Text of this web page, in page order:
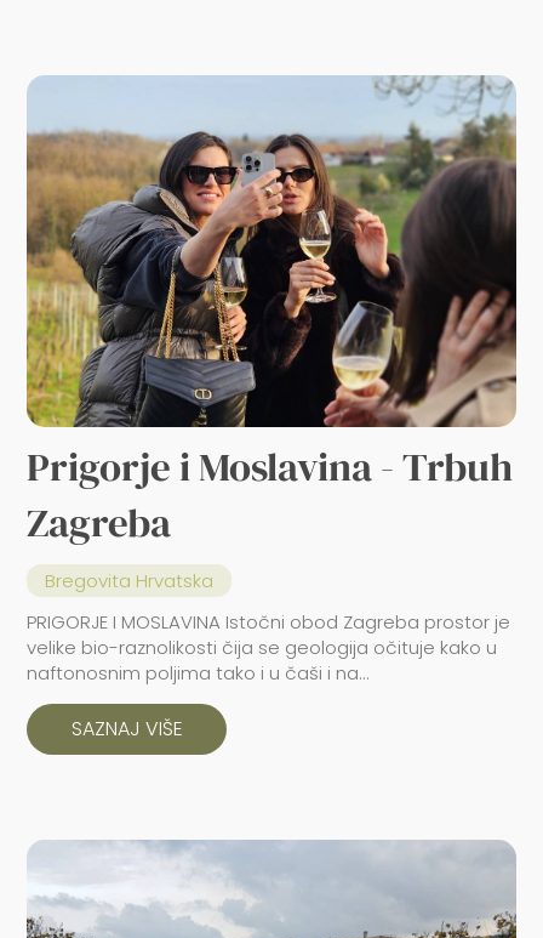
Prigorje i Moslavina - Trbuh
Zagreba
Bregovita Hrvatska
PRIGORJE I MOSLAVINA Istočni obod Zagreba prostor je
velike bio-raznolikosti čija se geologija očituje kako u
naftonosnim poljima tako i u čaši i na...
SAZNAJ VIŠE